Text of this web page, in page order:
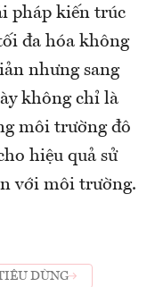
pháp kiến trúc
đa hóa không
nhưng sang
không chỉ là
môi trường đô
hiệu quả sử
với môi trường.
DÙNG